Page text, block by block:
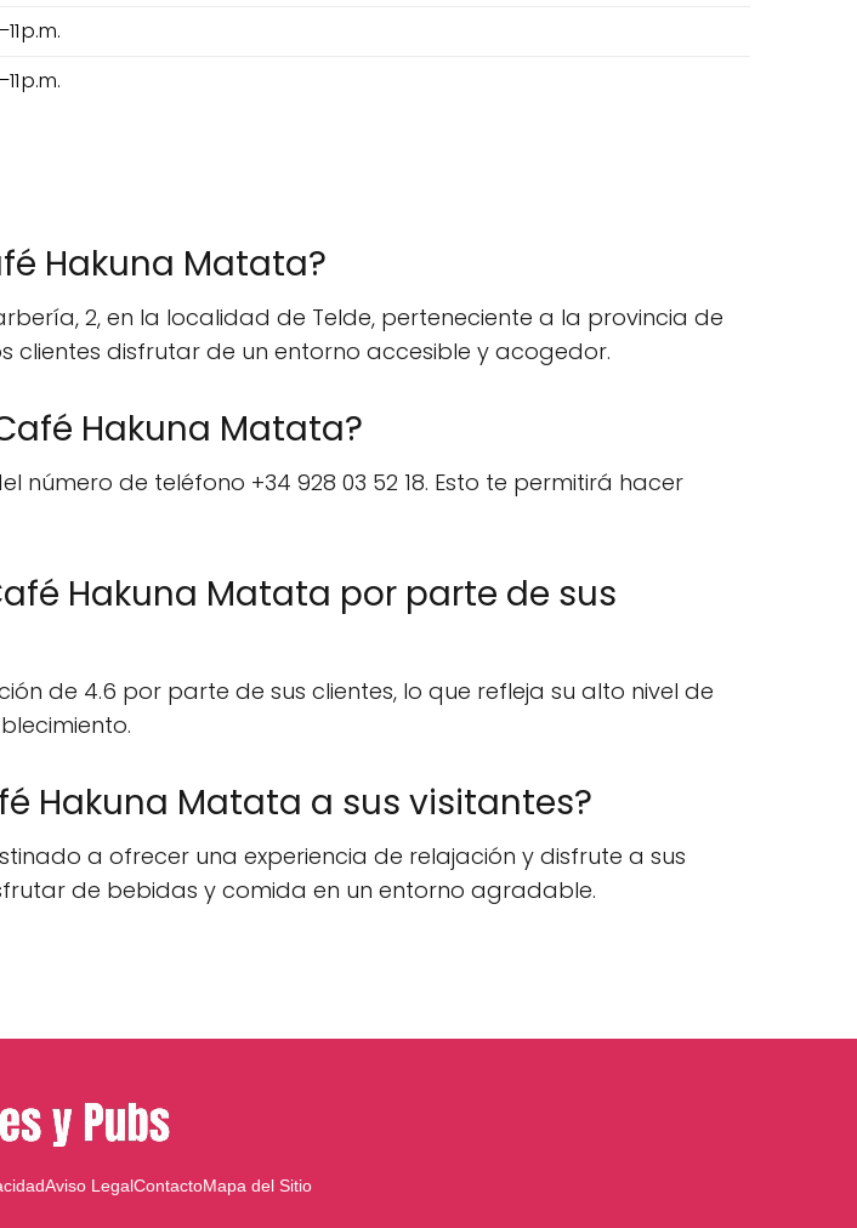
p.m.
p.m.
Hakuna Matata?
2, en la localidad de Telde, perteneciente a la provincia de
clientes disfrutar de un entorno accesible y acogedor.
Hakuna Matata?
de teléfono +34 928 03 52 18. Esto te permitirá hacer
Hakuna Matata por parte de sus
de 4.6 por parte de sus clientes, lo que refleja su alto nivel de
Hakuna Matata a sus visitantes?
a ofrecer una experiencia de relajación y disfrute a sus
de bebidas y comida en un entorno agradable.
Aviso LegalContactoMapa del Sitio